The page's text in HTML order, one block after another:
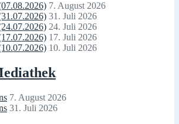
7. August 2026
31. Juli 2026
24. Juli 2026
17. Juli 2026
10. Juli 2026
7. August 2026
31. Juli 2026